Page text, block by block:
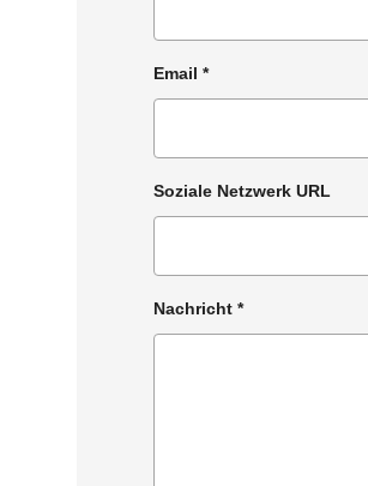
Email *
Soziale Netzwerk URL
Nachricht *